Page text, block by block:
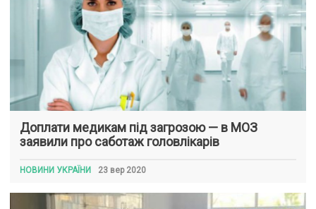
Доплати медикам під загрозою — в МОЗ
заявили про саботаж головлікарів
НОВИНИ УКРАЇНИ 23 вер 2020